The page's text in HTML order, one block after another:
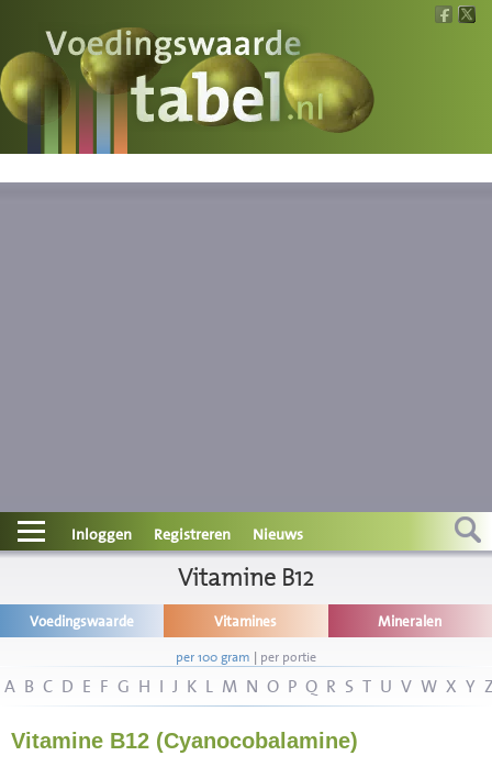
Voedingswaarde
Wat is wat?
Contact
Disclaimer
Inloggen Registreren Nieuws
Vitamine B12
Voedingswaarde Vitamines Mineralen
per 100 gram | per portie
A B C D E F G H I J K L M N O P Q R S T U V W X Y
Vitamine B12 (Cyanocobalamine)